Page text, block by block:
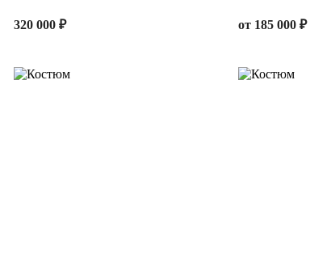
320 000 ₽ от 185 000 ₽